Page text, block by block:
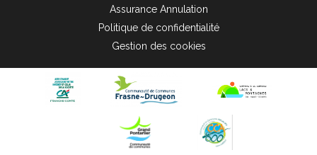
Assurance Annulation
Politique de confidentialité
Gestion des cookies